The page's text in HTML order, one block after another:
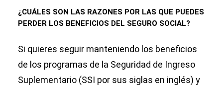
¿CUÁLES SON LAS RAZONES POR LAS QUE PUEDES
PERDER LOS BENEFICIOS DEL SEGURO SOCIAL?
Si quieres seguir manteniendo los beneficios
de los programas de la Seguridad de Ingreso
Suplementario (SSI por sus siglas en inglés) y